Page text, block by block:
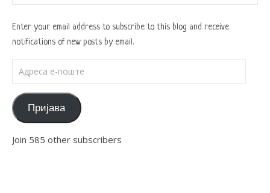
Enter your email address to subscribe to this blog and receive
notifications of new posts by email.
Пријава
Join 585 other subscribers